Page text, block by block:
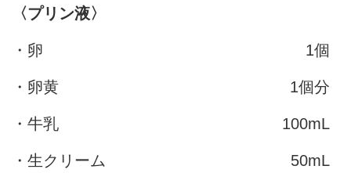
〈プリン液〉
・卵 1個
・卵黄 1個分
・牛乳 100mL
・生クリーム 50mL